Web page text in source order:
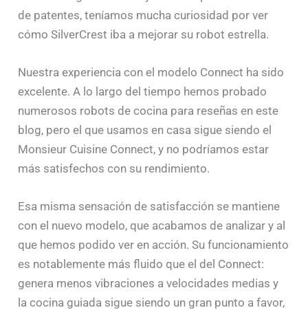
de patentes, teníamos mucha curiosidad por ver
cómo SilverCrest iba a mejorar su robot estrella.
Nuestra experiencia con el modelo Connect ha sido
excelente. A lo largo del tiempo hemos probado
numerosos robots de cocina para reseñas en este
blog, pero el que usamos en casa sigue siendo el
Monsieur Cuisine Connect, y no podríamos estar
más satisfechos con su rendimiento.
Esa misma sensación de satisfacción se mantiene
con el nuevo modelo, que acabamos de analizar y al
que hemos podido ver en acción. Su funcionamiento
es notablemente más fluido que el del Connect:
genera menos vibraciones a velocidades medias y
la cocina guiada sigue siendo un gran punto a favor,